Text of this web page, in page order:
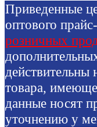
Приведенные
оптового
розничных
действительны
товара,
данные носят
уточнению у